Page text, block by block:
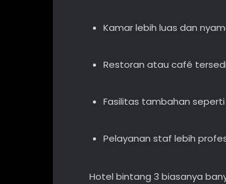
Kamar lebih luas dan
Restoran atau café
Fasilitas tambahan
Pelayanan staf lebih
Hotel bintang 3 biasanya